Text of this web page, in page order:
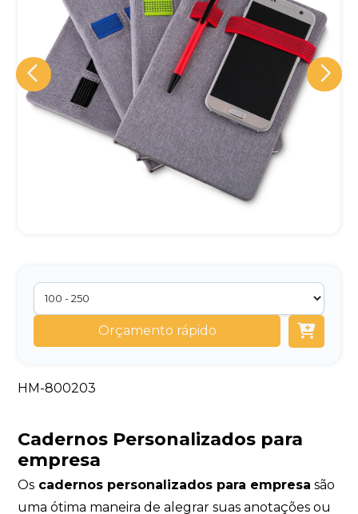
Orçamento rápido
HM-800203
Cadernos Personalizados para
empresa
Os cadernos personalizados para empresa são
uma ótima maneira de alegrar suas anotações ou